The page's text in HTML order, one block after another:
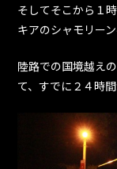
そしてそこから１
キアのシャモリーン
陸路での国境越え
て、すでに２４時